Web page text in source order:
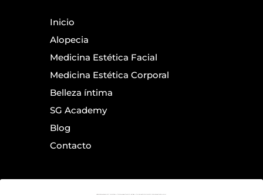
Inicio
Alopecia
Medicina Estética Facial
Medicina Estética Corporal
Belleza íntima
SG Academy
Blog
Contacto